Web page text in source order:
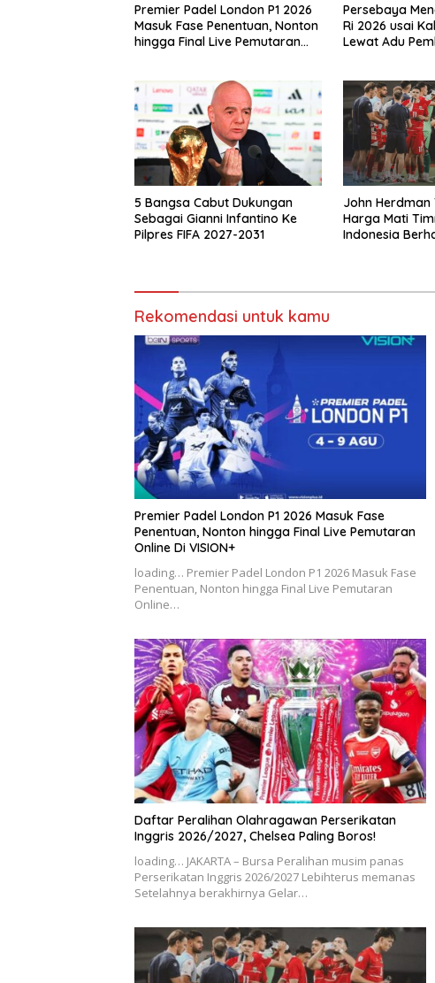
Premier Padel London P1 2026
Masuk Fase Penentuan, Nonton
hingga Final Live Pemutaran
Persebaya
Ri 2026 usai
Lewat Adu
5 Bangsa Cabut Dukungan
Sebagai Gianni Infantino Ke
Pilpres FIFA 2027-2031
John Herdman
Harga Mati
Indonesia
Rekomendasi untuk kamu
Premier Padel London P1 2026 Masuk Fase
Penentuan, Nonton hingga Final Live Pemutaran
Online Di VISION+
loading… Premier Padel London P1 2026 Masuk Fase
Penentuan, Nonton hingga Final Live Pemutaran
Online…
Daftar Peralihan Olahragawan Perserikatan
Inggris 2026/2027, Chelsea Paling Boros!
loading… JAKARTA – Bursa Peralihan musim panas
Perserikatan Inggris 2026/2027 Lebihterus memanas
Setelahnya berakhirnya Gelar…